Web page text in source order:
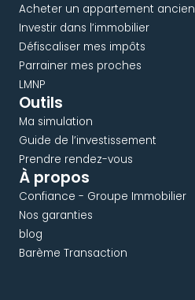
Acheter un appartement ancien
Investir dans l’immobilier
Défiscaliser mes impôts
Parrainer mes proches
LMNP
Outils
Ma simulation
Guide de l’investissement
Prendre rendez-vous
À propos
Confiance - Groupe Immobilier
Nos garanties
blog
Barème Transaction